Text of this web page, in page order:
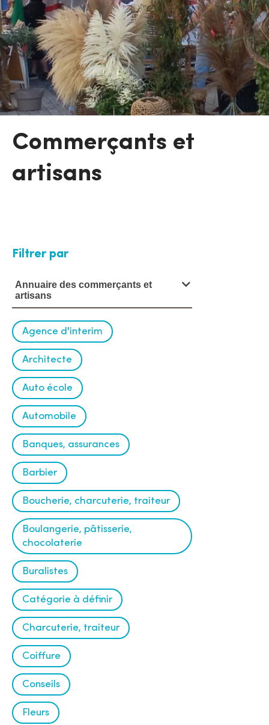
Commerçants et
artisans
V
o
i
r
l
'
a
n
n
u
a
r
e
Filtrer par
Annuaire des commerçants et
artisans
Agence d'interim
Architecte
Auto école
Automobile
Banques, assurances
Barbier
Boucherie, charcuterie, traiteur
Boulangerie, pâtisserie,
chocolaterie
Buralistes
Catégorie à définir
Charcuterie, traiteur
Coiffure
Conseils
Fleurs